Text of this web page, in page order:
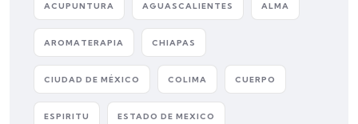
ACUPUNTURA AGUASCALIENTES ALMA
AROMATERAPIA CHIAPAS
CIUDAD DE MÉXICO COLIMA CUERPO
ESPIRITU ESTADO DE MEXICO